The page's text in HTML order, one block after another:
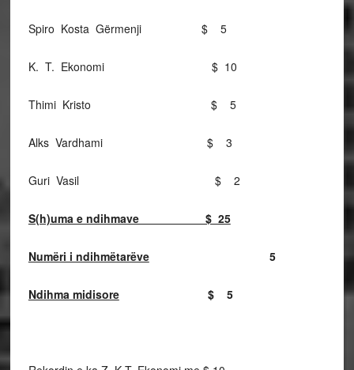
Spiro Kosta Gërmenji $ 5
K. T. Ekonomi $ 10
Thimi Kristo $ 5
Alks Vardhami $ 3
Guri Vasil $ 2
S(h)uma e ndihmave $ 25
Numëri i ndihmëtarëve5
Ndihma midisore$ 5